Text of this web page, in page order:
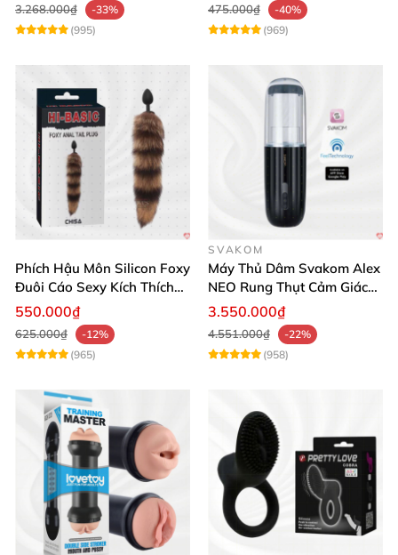
3.268.000₫
-33%
(995)
475.000₫
-40%
(969)
Phích Hậu Môn Silicon Foxy
Đuôi Cáo Sexy Kích Thích
Đỉnh Cao
550.000₫
625.000₫
-12%
(965)
SVAKOM
Máy Thủ Dâm Svakom Alex
NEO Rung Thụt Cảm Giác
Thật, App Điều Khiển
3.550.000₫
4.551.000₫
-22%
(958)